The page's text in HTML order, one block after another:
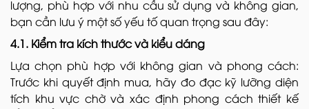
lượng, phù hợp với nhu cầu sử dụng và không gian,
bạn cần lưu ý một số yếu tố quan trọng sau đây:
4.1. Kiểm tra kích thước và kiểu dáng
Lựa chọn phù hợp với không gian và phong cách:
Trước khi quyết định mua, hãy đo đạc kỹ lưỡng diện
tích khu vực chờ và xác định phong cách thiết kế